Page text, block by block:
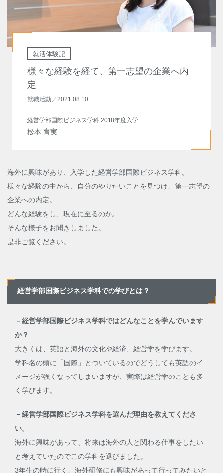
就活体験記
様々な経験を経て、第一志望の企業へ内
定
就職活動／2021.08.10
経営学部国際ビジネス学科 2018年度入学
松本 育実
海外に興味があり、入学した経営学部国際ビジネス学科。
様々な経験の中から、自分のやりたいことを見つけ、第一志望の
企業への内定。
どんな経験をし、現在に至るのか。
そんな様子をお聞きしました。
是非ご覧ください。
経営学部国際ビジネス学科での学びとは？
－経営学部国際ビジネス学科ではどんなことを学んでいます
か？
大きくは、英語と海外の文化や経済、経営学を学びます。
学科名の頭に「国際」とついているのでどうしても英語のイ
メージが強くなってしまいますが、実際は経営学のことも多
く学びます。
－経営学部国際ビジネス学科を選んだ理由を教えてくださ
い。
海外に興味があって、将来は海外の人と関わる仕事をしたい
と考えていたのでこの学科を選びました。
3年生の時に行く、海外研修にも興味があって行ってみたいと